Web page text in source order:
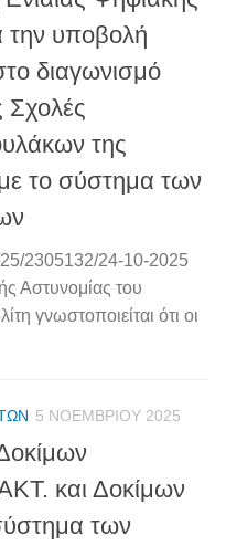
υποβολή
διαγωνισμό
Σχολές
της
το σύστημα των
2305132/24-10-2025
Αστυνομίας του
γνωστοποιείται ότι οι
5 ΝΟΕΜΒΡΊΟΥ 2025
και Δοκίμων
των